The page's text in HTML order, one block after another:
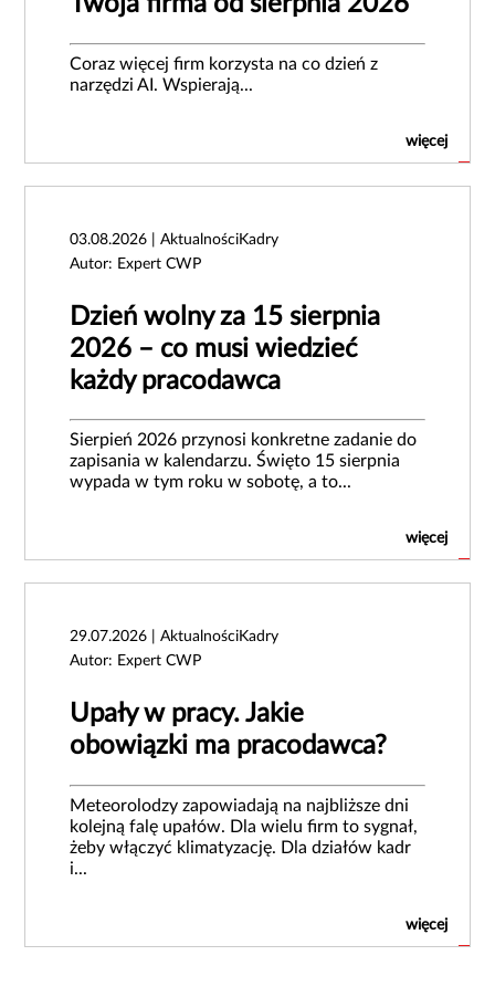
Coraz więcej firm korzysta na co dzień z
narzędzi AI. Wspierają...
więcej
03.08.2026 | AktualnościKadry
Autor: Expert CWP
Dzień wolny za 15 sierpnia
2026 – co musi wiedzieć
każdy pracodawca
Sierpień 2026 przynosi konkretne zadanie do
zapisania w kalendarzu. Święto 15 sierpnia
wypada w tym roku w sobotę, a to...
więcej
29.07.2026 | AktualnościKadry
Autor: Expert CWP
Upały w pracy. Jakie
obowiązki ma pracodawca?
Meteorolodzy zapowiadają na najbliższe dni
kolejną falę upałów. Dla wielu firm to sygnał,
żeby włączyć klimatyzację. Dla działów kadr
i...
więcej